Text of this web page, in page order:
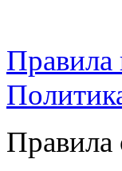
Правила